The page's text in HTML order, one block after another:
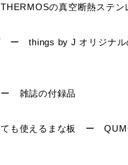
の真空断熱ステン
ー things by J オリジナル
雑誌の付録品
ても使えるまな板 ー